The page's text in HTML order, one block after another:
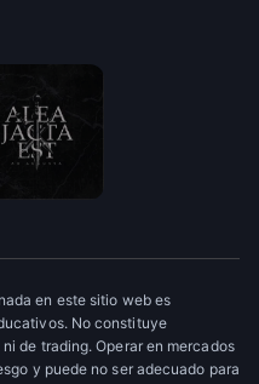
en este sitio web es
No constituye
de trading. Operar en mercados
y puede no ser adecuado para